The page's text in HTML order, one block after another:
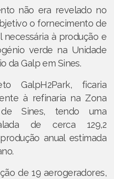
não era revelado no
o fornecimento de
à produção e
verde na Unidade
da Galp em Sines.
GalpH2Park, ficaria
à refinaria na Zona
Sines, tendo uma
de cerca 129,2
anual estimada
de 19 aerogeradores,